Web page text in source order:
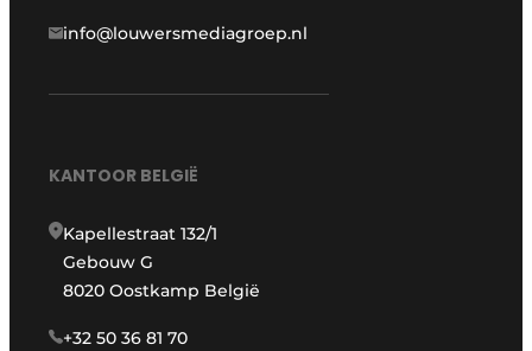
info@louwersmediagroep.nl
KANTOOR BELGIË
Kapellestraat 132/1
Gebouw G
8020 Oostkamp België
+32 50 36 81 70